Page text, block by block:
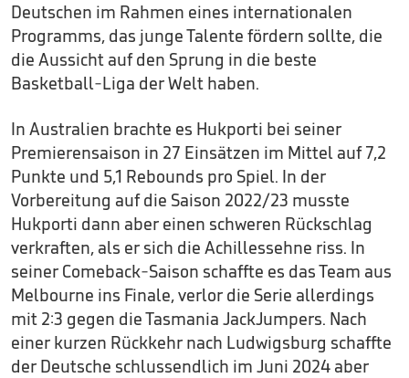
Deutschen im Rahmen eines internationalen
Programms, das junge Talente fördern sollte, die
die Aussicht auf den Sprung in die beste
Basketball-Liga der Welt haben.
In Australien brachte es Hukporti bei seiner
Premierensaison in 27 Einsätzen im Mittel auf 7,2
Punkte und 5,1 Rebounds pro Spiel. In der
Vorbereitung auf die Saison 2022/23 musste
Hukporti dann aber einen schweren Rückschlag
verkraften, als er sich die Achillessehne riss. In
seiner Comeback-Saison schaffte es das Team aus
Melbourne ins Finale, verlor die Serie allerdings
mit 2:3 gegen die Tasmania JackJumpers. Nach
einer kurzen Rückkehr nach Ludwigsburg schaffte
der Deutsche schlussendlich im Juni 2024 aber